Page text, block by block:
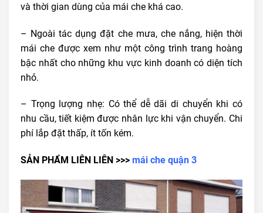
và thời gian dùng của mái che khá cao.
– Ngoài tác dụng đặt che mưa, che nắng, hiện thời
mái che được xem như một công trình trang hoàng
bậc nhất cho những khu vực kinh doanh có diện tích
nhỏ.
– Trọng lượng nhẹ: Có thể dễ dãi di chuyển khi có
nhu cầu, tiết kiệm được nhân lực khi vận chuyển. Chi
phí lắp đặt thấp, ít tốn kém.
SẢN PHẨM LIÊN LIÊN >>> mái che quận 3